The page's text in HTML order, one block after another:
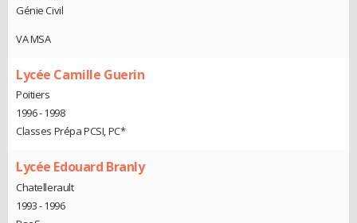
Génie Civil
VA MSA
Lycée Camille Guerin
Poitiers
1996 - 1998
Classes Prépa PCSI, PC*
Lycée Edouard Branly
Chatellerault
1993 - 1996